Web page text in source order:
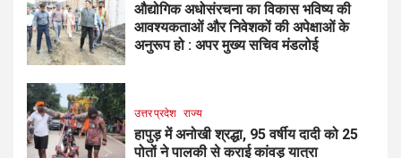
औद्योगिक अधोसंरचना का विकास भविष्य की
आवश्यकताओं और निवेशकों की अपेक्षाओं के
अनुरूप हो : अपर मुख्य सचिव मंडलोई
उत्तर प्रदेश राज्य
हापुड़ में अनोखी श्रद्धा, 95 वर्षीय दादी को 25
पोतों ने पालकी से कराई कांवड़ यात्रा